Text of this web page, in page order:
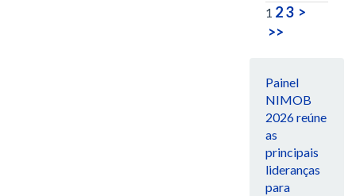
1 23 >
>>
Painel
NIMOB
2026 reúne
as
principais
lideranças
para